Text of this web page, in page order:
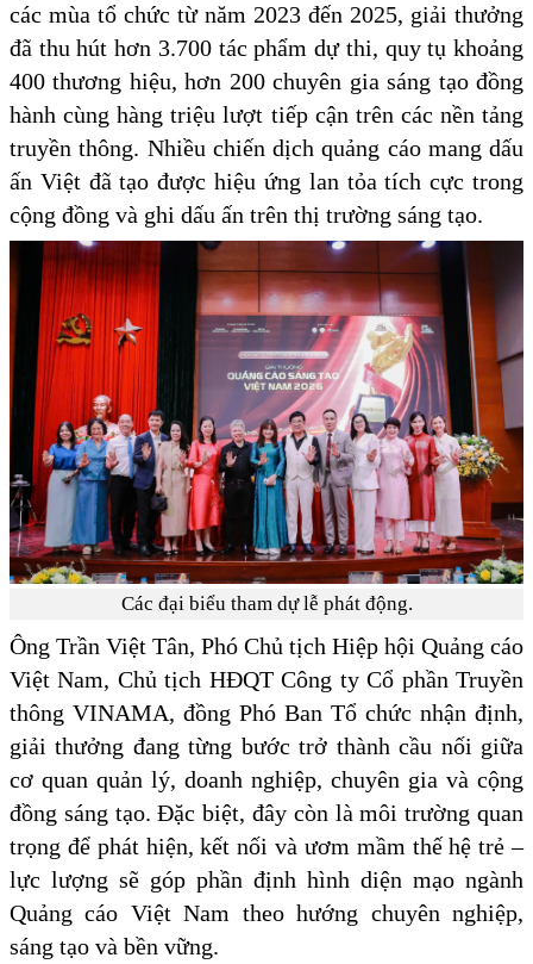
các mùa tổ chức từ năm 2023 đến 2025, giải thưởng
đã thu hút hơn 3.700 tác phẩm dự thi, quy tụ khoảng
400 thương hiệu, hơn 200 chuyên gia sáng tạo đồng
hành cùng hàng triệu lượt tiếp cận trên các nền tảng
truyền thông. Nhiều chiến dịch quảng cáo mang dấu
ấn Việt đã tạo được hiệu ứng lan tỏa tích cực trong
cộng đồng và ghi dấu ấn trên thị trường sáng tạo.
Các đại biểu tham dự lễ phát động.
Ông Trần Việt Tân, Phó Chủ tịch Hiệp hội Quảng cáo
Việt Nam, Chủ tịch HĐQT Công ty Cổ phần Truyền
thông VINAMA, đồng Phó Ban Tổ chức nhận định,
giải thưởng đang từng bước trở thành cầu nối giữa
cơ quan quản lý, doanh nghiệp, chuyên gia và cộng
đồng sáng tạo. Đặc biệt, đây còn là môi trường quan
trọng để phát hiện, kết nối và ươm mầm thế hệ trẻ –
lực lượng sẽ góp phần định hình diện mạo ngành
Quảng cáo Việt Nam theo hướng chuyên nghiệp,
sáng tạo và bền vững.